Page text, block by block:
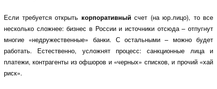
Если требуется открыть корпоративныйсчет (на юр.лицо), то все
несколько сложнее: бизнес в России и источники отсюда – отпугнут
многие «недружественные» банки. С остальными – можно будет
работать. Естественно, усложнят процесс: санкционные лица и
платежи, контрагенты из офшоров и «черных» списков, и прочий «хай
риск».